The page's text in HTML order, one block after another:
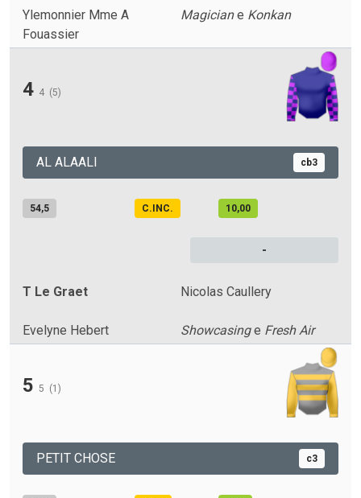
Ylemonnier Mme A
Fouassier
Magiciane Konkan
4 4 (5)
AL ALAALI cb3
54,5 C.INC. 10,00
-
T Le Graet Nicolas Caullery
Evelyne Hebert Showcasinge Fresh Air
5 5 (1)
PETIT CHOSE c3